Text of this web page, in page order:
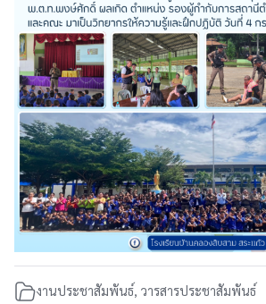
งานประชาสัมพันธ์, วารสารประชาสัมพันธ์